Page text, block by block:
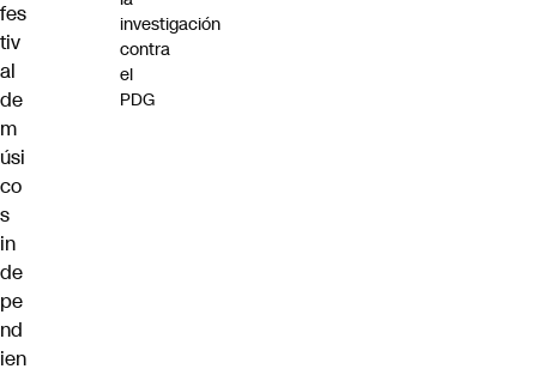
fes
tiv
al
de
m
úsi
co
s
in
de
pe
nd
ien
investigación
contra
el
PDG